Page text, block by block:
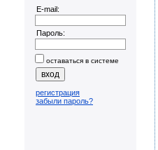
E-mail:
Пароль:
оставаться в системе
регистрация
забыли пароль?